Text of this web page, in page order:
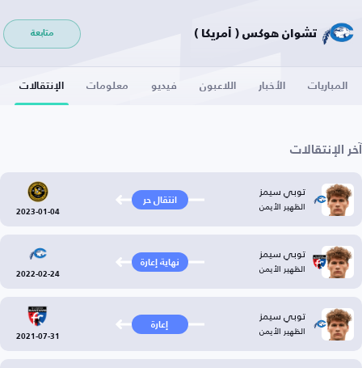
تشوان هوكس ( أمريكا ) متابعة
المباريات الأخبار اللاعبون فيديو معلومات الإنتقالات
آخر الإنتقالات
توبي سيمز
الظهير الأيمن انتقال حر
2023-01-04
توبي سيمز
الظهير الأيمن نهاية إعارة
2022-02-24
توبي سيمز
الظهير الأيمن إعارة
2021-07-31